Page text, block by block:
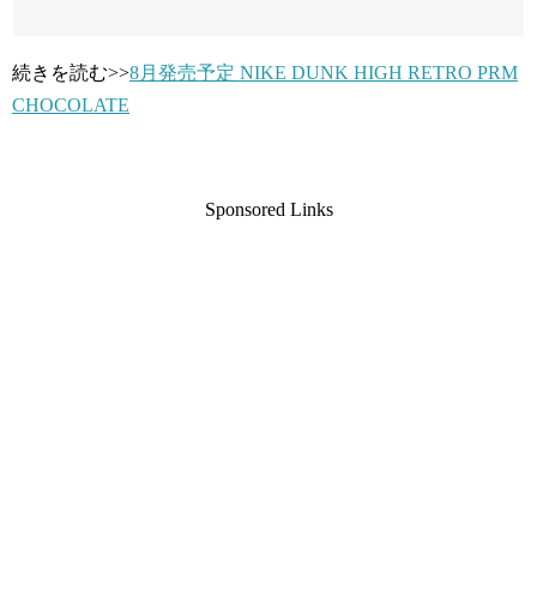
続きを読む>>8月発売予定 NIKE DUNK HIGH RETRO PRM
CHOCOLATE
Sponsored Links